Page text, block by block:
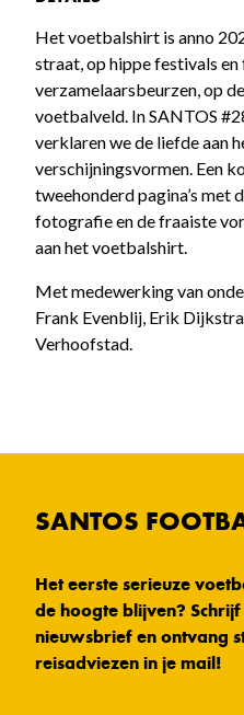
Het voetbalshirt is anno
straat, op hippe festivals en
verzamelaarsbeurzen, op
voetbalveld. In SANTOS
verklaren we de liefde aan
verschijningsvormen. Een
tweehonderd pagina’s met
fotografie en de fraaiste
aan het voetbalshirt.
Met medewerking van
Frank Evenblij, Erik
Verhoofstad.
SANTOS
Het eerste serieuze
de hoogte blijven?
nieuwsbrief en ontvang
reisadviezen in je mail!